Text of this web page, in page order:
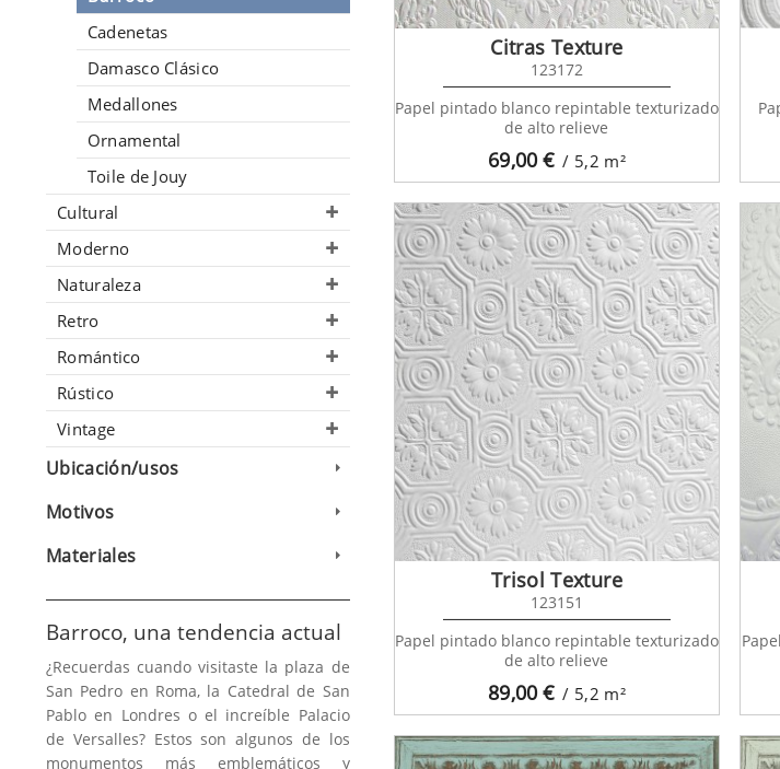
Cadenetas
Damasco Clásico
Medallones
Ornamental
Toile de Jouy
Cultural
Moderno
Naturaleza
Retro
Romántico
Rústico
Vintage
Ubicación/usos
Motivos
Materiales
Barroco, una tendencia actual
¿Recuerdas cuando visitaste la plaza de
San Pedro en Roma, la Catedral de San
Pablo en Londres o el increíble Palacio
de Versalles? Estos son algunos de los
monumentos más emblemáticos y
69,00€ / 5,2 m²
Citras Texture
123172
Papel pintado blanco repintable texturizado
de alto relieve
89,00€ / 5,2 m²
Trisol Texture
123151
Papel pintado blanco repintable texturizado
de alto relieve